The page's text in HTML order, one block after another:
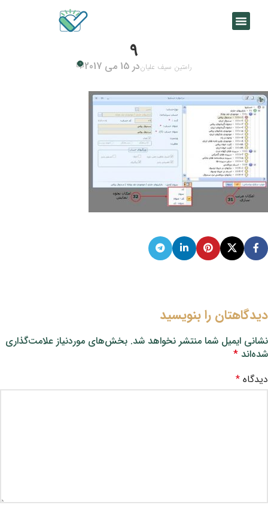
9
رامتین سیف علیاندر 15 می 2017 0
دیدگاهتان را بنویسید
نشانی ایمیل شما منتشر نخواهد شد. بخش‌های موردنیاز علامت‌گذاری
شده‌اند *
دیدگاه *